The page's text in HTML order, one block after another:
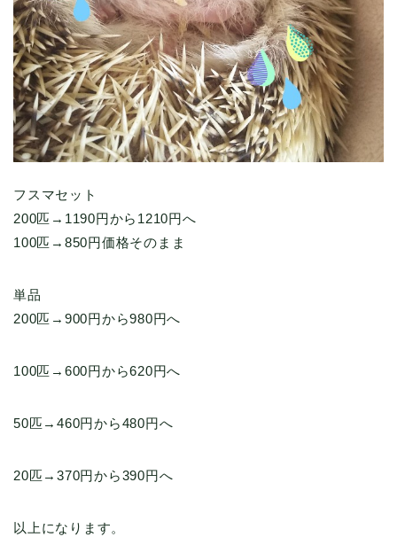
フスマセット
200匹→1190円から1210円へ
100匹→850円価格そのまま
単品
200匹→900円から980円へ
100匹→600円から620円へ
50匹→460円から480円へ
20匹→370円から390円へ
以上になります。